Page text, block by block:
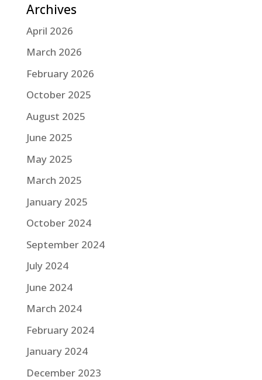
Archives
April 2026
March 2026
February 2026
October 2025
August 2025
June 2025
May 2025
March 2025
January 2025
October 2024
September 2024
July 2024
June 2024
March 2024
February 2024
January 2024
December 2023